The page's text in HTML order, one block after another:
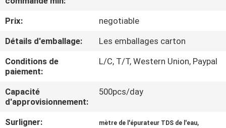
CONTRÔLE
DE
LA
QUALITÉ
CONTACT
Prix:
negotiable
Détails d'emballage:
Les emballages carton
Conditions de
paiement:
L/C, T/T, Western Union, Paypal
Capacité
d'approvisionnement:
500pcs/day
Surligner: mètre de l'épurateur TDS de l'eau,